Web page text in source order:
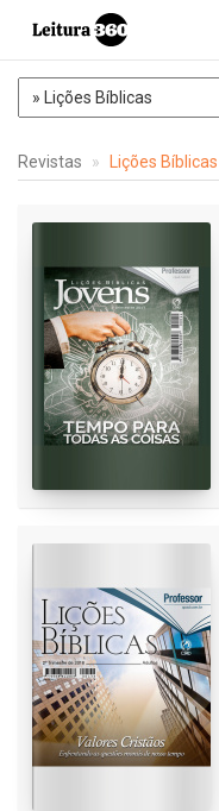
Revistas Lições Bíblicas